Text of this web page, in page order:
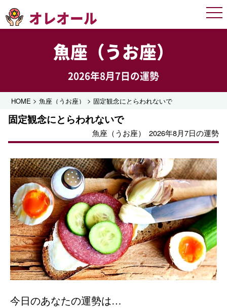
オレオール
魚座（うお座）
2026年8月7日の運勢
HOME >魚座（うお座） > 固定観念にとらわれないで
固定観念にとらわれないで
魚座（うお座） 2026年8月7日の運勢
今日のあなたの運勢は…